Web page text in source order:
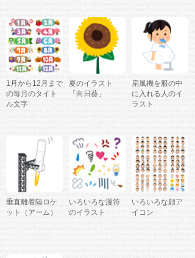
1月から12月まで
の毎月のタイト
ル文字
夏のイラスト
「向日葵」
扇風機を服の中
に入れる人のイ
ラスト
垂直離着陸ロケ
ット（アーム）
いろいろな漫符
のイラスト
いろいろな顔ア
イコン